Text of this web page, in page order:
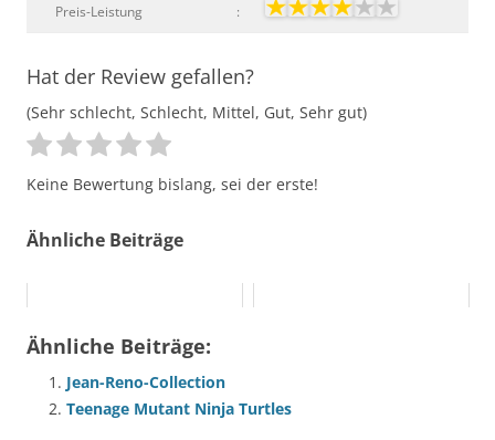
Preis-Leistung :
Hat der Review gefallen?
(Sehr schlecht, Schlecht, Mittel, Gut, Sehr gut)
Keine Bewertung bislang, sei der erste!
Ähnliche Beiträge
Ähnliche Beiträge:
Jean-Reno-Collection
Teenage Mutant Ninja Turtles